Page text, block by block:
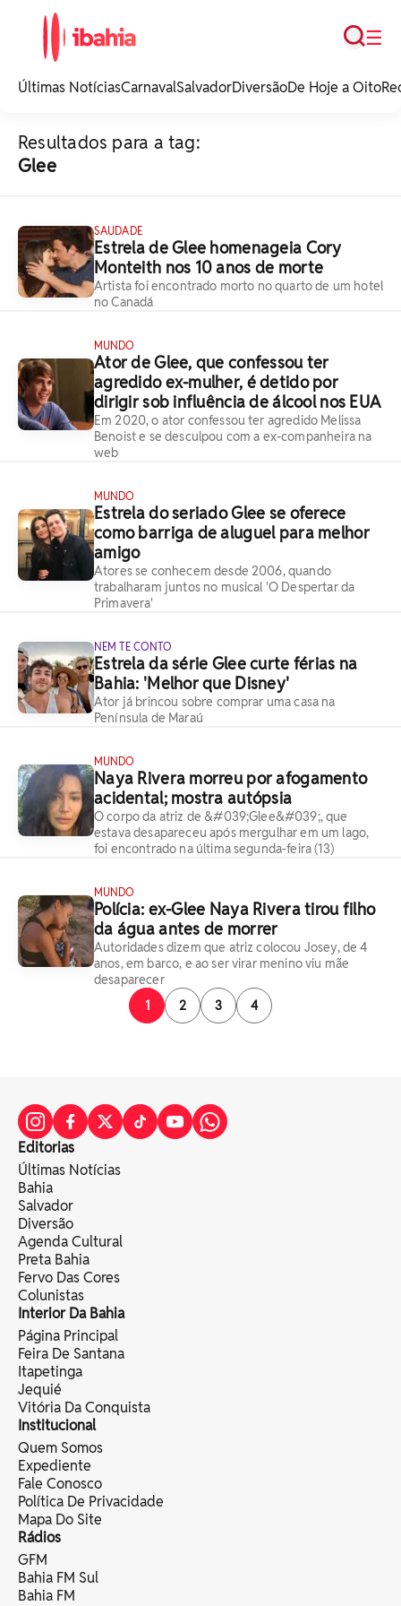
noticias e
☰
Busca
Últimas NotíciasCarnavalSalvadorDiversãoDe Hoje a Oito
Resultados para a tag:
Glee
SAUDADE
Estrela de Glee homenageia Cory
Monteith nos 10 anos de morte
Artista foi encontrado morto no quarto de um hotel
no Canadá
MUNDO
Ator de Glee, que confessou ter
agredido ex-mulher, é detido por
dirigir sob influência de álcool nos EUA
Em 2020, o ator confessou ter agredido Melissa
Benoist e se desculpou com a ex-companheira na
web
MUNDO
Estrela do seriado Glee se oferece
como barriga de aluguel para melhor
amigo
Atores se conhecem desde 2006, quando
trabalharam juntos no musical 'O Despertar da
Primavera'
NEM TE CONTO
Estrela da série Glee curte férias na
Bahia: 'Melhor que Disney'
Ator já brincou sobre comprar uma casa na
Península de Maraú
MUNDO
Naya Rivera morreu por afogamento
acidental; mostra autópsia
O corpo da atriz de &#039;Glee&#039;, que
estava desapareceu após mergulhar em um lago,
foi encontrado na última segunda-feira (13)
MUNDO
Polícia: ex-Glee Naya Rivera tirou filho
da água antes de morrer
Autoridades dizem que atriz colocou Josey, de 4
anos, em barco, e ao ser virar menino viu mãe
desaparecer
1
2 3 4
Editorias
Últimas Notícias
Bahia
Salvador
Diversão
Agenda Cultural
Preta Bahia
Fervo Das Cores
Colunistas
Interior Da Bahia
Página Principal
Feira De Santana
Itapetinga
Jequié
Vitória Da Conquista
Institucional
Quem Somos
Expediente
Fale Conosco
Política De Privacidade
Mapa Do Site
Rádios
GFM
Bahia FM Sul
Bahia FM